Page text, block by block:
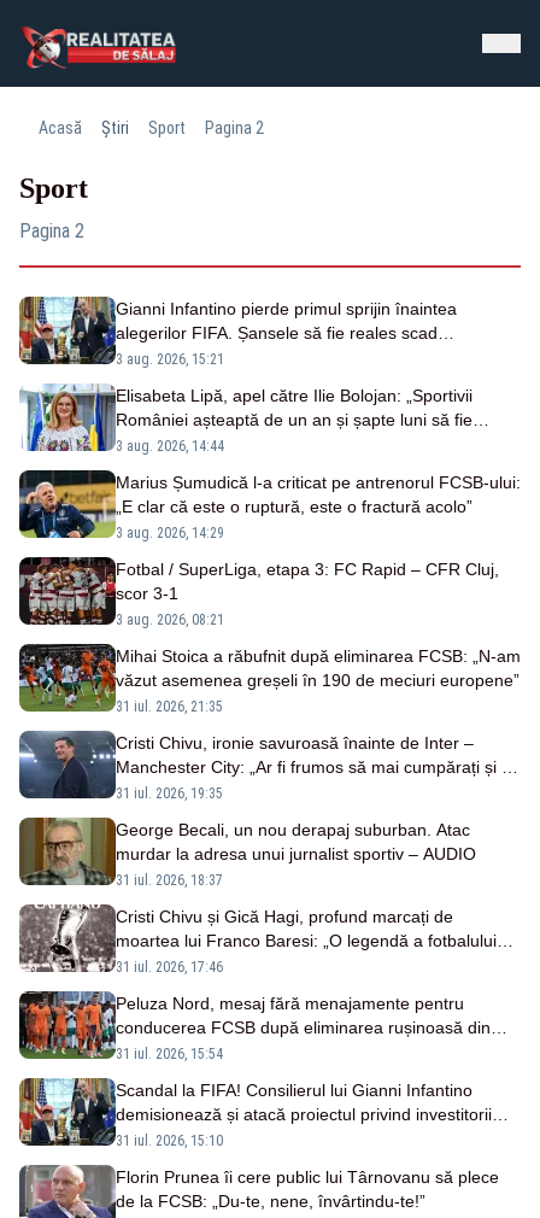
Acasă Știri Sport Pagina 2
Sport
Pagina 2
Gianni Infantino pierde primul sprijin înaintea
alegerilor FIFA. Șansele să fie reales scad
considerabil
3 aug. 2026, 15:21
Elisabeta Lipă, apel către Ilie Bolojan: „Sportivii
României așteaptă de un an și șapte luni să fie
premiați”
3 aug. 2026, 14:44
Marius Șumudică l-a criticat pe antrenorul FCSB-ului:
„E clar că este o ruptură, este o fractură acolo”
3 aug. 2026, 14:29
Fotbal / SuperLiga, etapa 3: FC Rapid – CFR Cluj,
scor 3-1
3 aug. 2026, 08:21
Mihai Stoica a răbufnit după eliminarea FCSB: „N-am
văzut asemenea greșeli în 190 de meciuri europene”
31 iul. 2026, 21:35
Cristi Chivu, ironie savuroasă înainte de Inter –
Manchester City: „Ar fi frumos să mai cumpărați și de
la noi”
31 iul. 2026, 19:35
George Becali, un nou derapaj suburban. Atac
murdar la adresa unui jurnalist sportiv – AUDIO
31 iul. 2026, 18:37
Cristi Chivu și Gică Hagi, profund marcați de
moartea lui Franco Baresi: „O legendă a fotbalului
mondial”
31 iul. 2026, 17:46
Peluza Nord, mesaj fără menajamente pentru
conducerea FCSB după eliminarea rușinoasă din
Conference League
31 iul. 2026, 15:54
Scandal la FIFA! Consilierul lui Gianni Infantino
demisionează și atacă proiectul privind investitorii
străini
31 iul. 2026, 15:10
Florin Prunea îi cere public lui Târnovanu să plece
de la FCSB: „Du-te, nene, învârtindu-te!”